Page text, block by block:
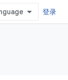
登录